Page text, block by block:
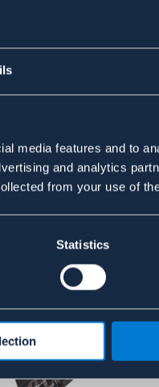
media features and to
and analytics
from your use of
Statistics